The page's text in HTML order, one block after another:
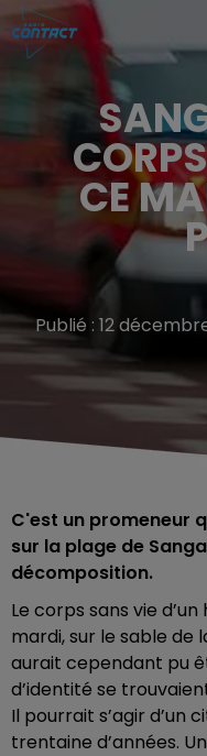
CE
Publié : 12
C'est un promeneur
sur la plage de
décomposition.
Le corps sans vie
mardi, sur le sable de
aurait cependant pu
d’identité se
Il pourrait s’agir d’un
trentaine d’années.